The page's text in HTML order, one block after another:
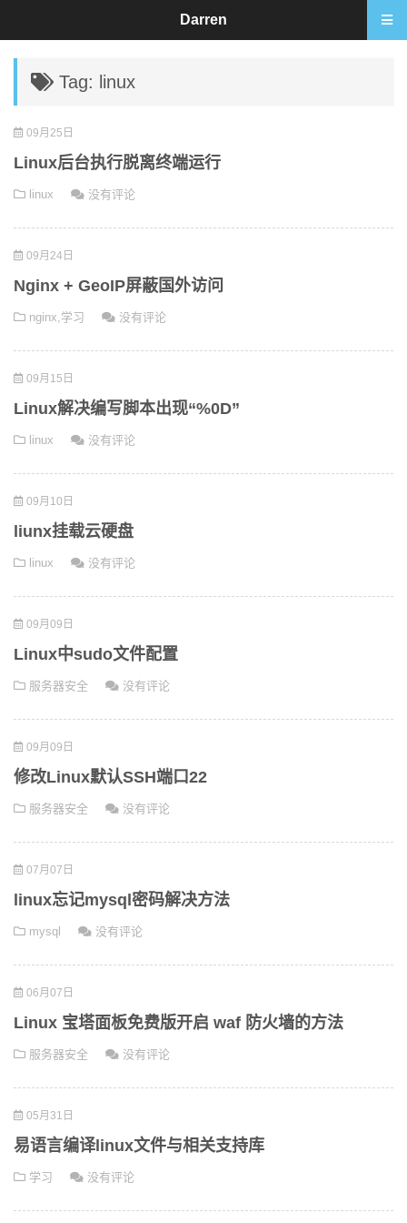
Tag: linux
09月25日
Linux后台执行脱离终端运行
linux 没有评论
09月24日
Nginx + GeoIP屏蔽国外访问
nginx,学习 没有评论
09月15日
Linux解决编写脚本出现“%0D”
linux 没有评论
09月10日
liunx挂载云硬盘
linux 没有评论
09月09日
Linux中sudo文件配置
服务器安全 没有评论
09月09日
修改Linux默认SSH端口22
服务器安全 没有评论
07月07日
linux忘记mysql密码解决方法
mysql 没有评论
06月07日
Linux 宝塔面板免费版开启 waf 防火墙的方法
服务器安全 没有评论
05月31日
易语言编译linux文件与相关支持库
学习 没有评论
Darren